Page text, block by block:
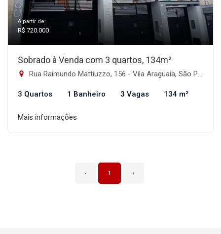
A partir de:
R$ 720.000
Sobrado à Venda com 3 quartos, 134m²
Rua Raimundo Mattiuzzo, 156 - Vila Araguaia, São Paulo-SP
3 Quartos 1 Banheiro 3 Vagas 134 m²
Mais informações
‹ 1 ›